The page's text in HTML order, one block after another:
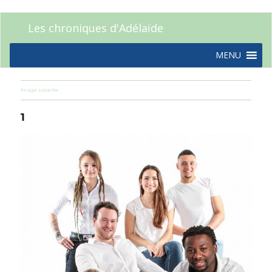
Les chroniques d'Adélaïde
MENU
Image suivante
1